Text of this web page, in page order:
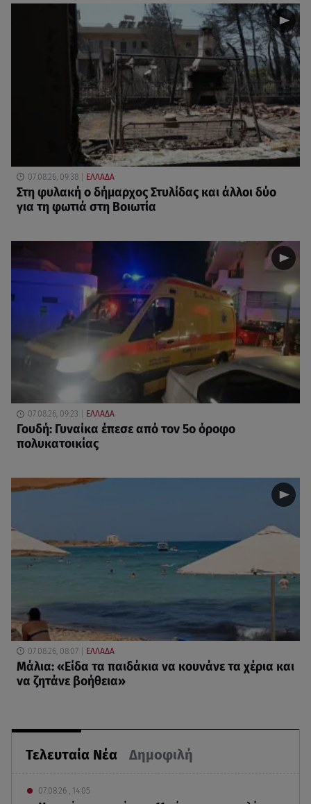
Τελευταία Νέα Δημοφιλή
07.08.26 , 14:05
07.08.26, 09:38 ΕΛΛΑΔΑ
Στη φυλακή ο δήμαρχος Στυλίδας και άλλοι δύο
για τη φωτιά στη Βοιωτία
07.08.26, 09:23 ΕΛΛΑΔΑ
Γουδή: Γυναίκα έπεσε από τον 5ο όροφο
πολυκατοικίας
07.08.26, 08:07 ΕΛΛΑΔΑ
Μάλια: «Είδα τα παιδάκια να κουνάνε τα χέρια και
να ζητάνε βοήθεια»